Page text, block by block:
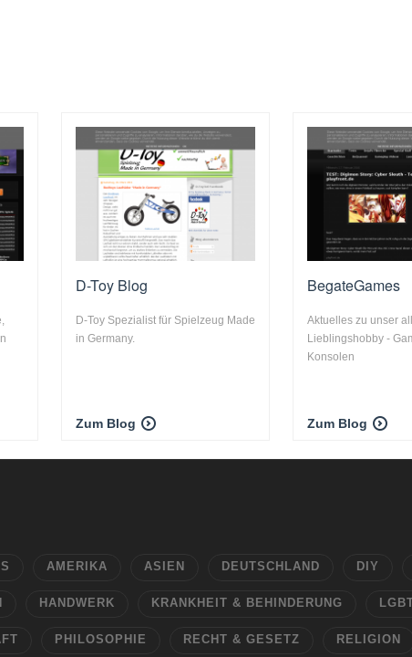
D-Toy Blog
D-Toy Spezialist für Spielzeug Made
in Germany.
Zum Blog
BegateGames
Aktuelles zu unser
Lieblingshobby -
Konsolen
Zum Blog
AMERIKA ASIEN DEUTSCHLAND DIY
HANDWERK KRANKHEIT & BEHINDERUNG
PHILOSOPHIE RECHT & GESETZ RELIGION